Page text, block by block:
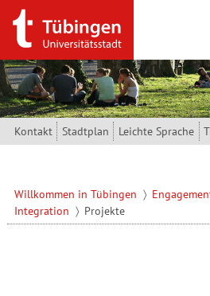
Direkt zum Inhalt
Kontakt Stadtplan Leichte Sprache
Willkommen in Tübingen
Integration
Projekte